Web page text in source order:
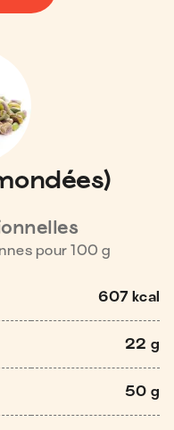
pour 100 g
607 kcal
22 g
50 g